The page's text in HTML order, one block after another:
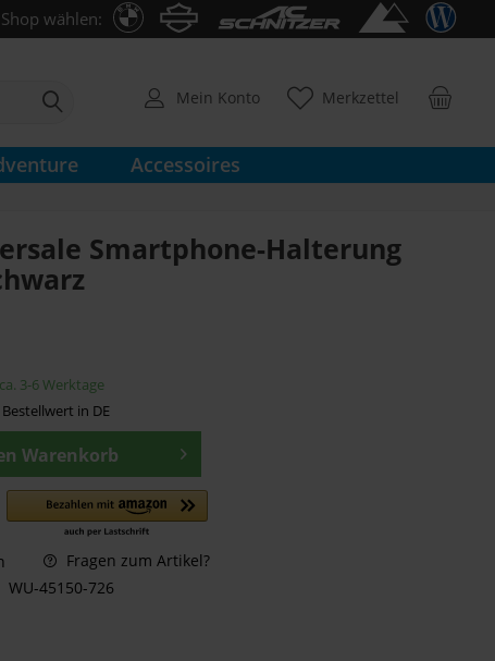
Shop wählen:
Merkzettel
Mein Konto
Accessoires
Smartphone-Halterung
3-6 Werktage
in DE
Warenkorb
Fragen zum Artikel?
WU-45150-726